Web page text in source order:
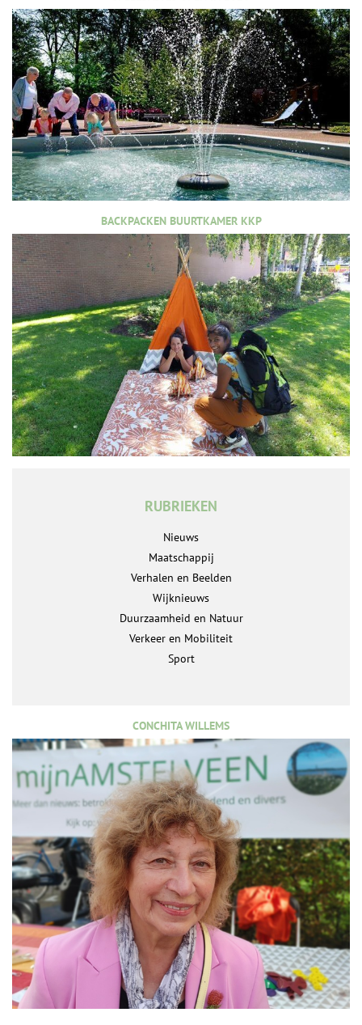
BACKPACKEN BUURTKAMER KKP
RUBRIEKEN
Nieuws
Maatschappij
Verhalen en Beelden
Wijknieuws
Duurzaamheid en Natuur
Verkeer en Mobiliteit
Sport
CONCHITA WILLEMS